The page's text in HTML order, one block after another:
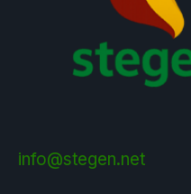
info@stegen.net